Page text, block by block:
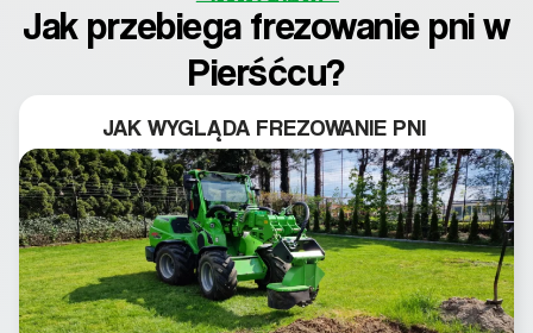
Jak przebiega frezowanie pni w
Pierśćcu?
JAK WYGLĄDA FREZOWANIE PNI